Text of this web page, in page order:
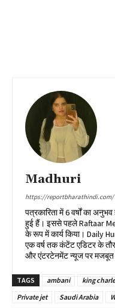
Madhuri
https://reportbharathindi.com/
पत्रकारिता में 6 वर्षों का
हुई हैं। इससे पहले Raftaar
के रूप में कार्य किया। Daily
एक वर्ष तक कंटेंट एडिटर के
और एंटरटेनमेंट न्यूज पर
TAGS ambani king
Private jet
Saudi Arabia